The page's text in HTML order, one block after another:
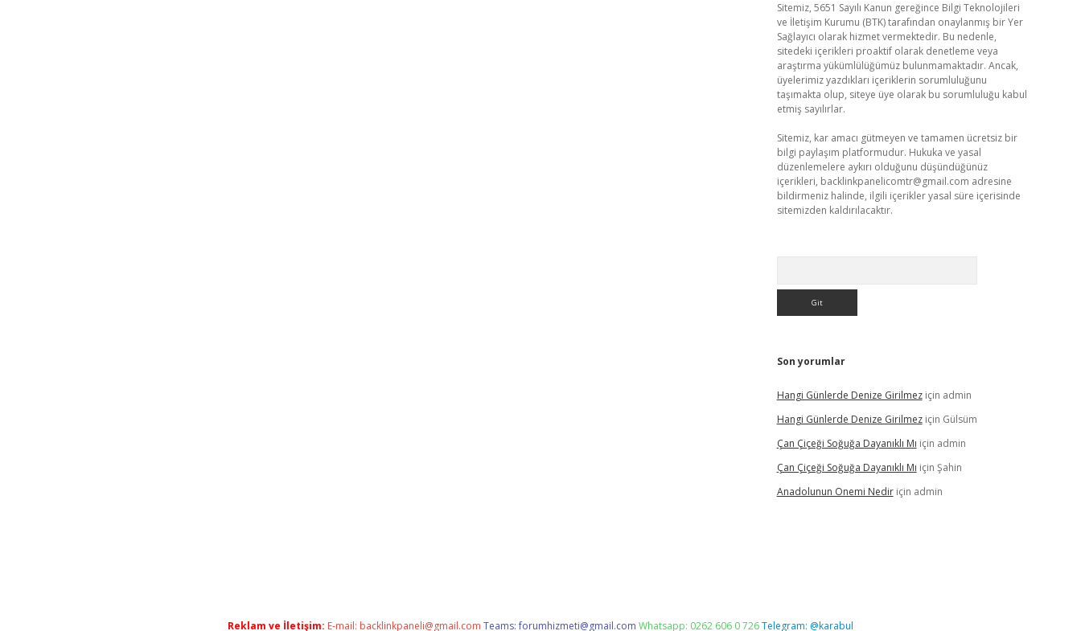
Sitemiz, 5651 Sayılı Kanun gereğince Bilgi Teknolojileri
ve İletişim Kurumu (BTK) tarafından onaylanmış bir Yer
Sağlayıcı olarak hizmet vermektedir. Bu nedenle,
sitedeki içerikleri proaktif olarak denetleme veya
araştırma yükümlülüğümüz bulunmamaktadır. Ancak,
üyelerimiz yazdıkları içeriklerin sorumluluğunu
taşımakta olup, siteye üye olarak bu sorumluluğu kabul
etmiş sayılırlar.
Sitemiz, kar amacı gütmeyen ve tamamen ücretsiz bir
bilgi paylaşım platformudur. Hukuka ve yasal
düzenlemelere aykırı olduğunu düşündüğünüz
içerikleri, backlinkpanelicomtr@gmail.com adresine
bildirmeniz halinde, ilgili içerikler yasal süre içerisinde
sitemizden kaldırılacaktır.
Son yorumlar
Hangi Günlerde Denize Girilmeziçin admin
Hangi Günlerde Denize Girilmeziçin Gülsüm
Çan Çiçeği Soğuğa Dayanıklı Mı için admin
Çan Çiçeği Soğuğa Dayanıklı Mı için Şahin
Anadolunun Onemi Nediriçin admin
Reklam ve İletişim: E-mail: backlinkpaneli@gmail.com Teams:forumhizmeti@gmail.com Whatsapp: 0262 606 0 726Telegram: @karabul